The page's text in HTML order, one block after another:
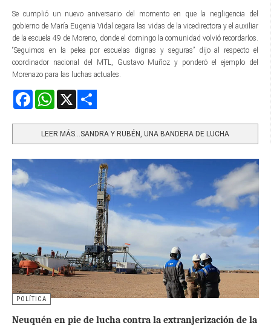
Se cumplió un nuevo aniversario del momento en que la negligencia del
gobierno de María Eugenia Vidal cegara las vidas de la vicedirectora y el auxiliar
de la escuela 49 de Moreno, donde el domingo la comunidad volvió recordarlos.
“Seguimos en la pelea por escuelas dignas y seguras” dijo al respecto el
coordinador nacional del MTL, Gustavo Muñoz y ponderó el ejemplo del
Morenazo para las luchas actuales.
FacebookWhatsApp
LEER MÁS…SANDRA Y RUBÉN, UNA BANDERA DE LUCHA
POLÍTICA
Neuquén en pie de lucha contra la extranjerización de la